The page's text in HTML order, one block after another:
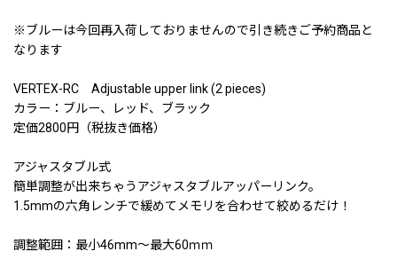
※ブルーは今回再入荷しておりませんので引き続きご予約商品と
なります
VERTEX-RC Adjustable upper link (2 pieces)
カラー：ブルー、レッド、ブラック
定価2800円（税抜き価格）
アジャスタブル式
簡単調整が出来ちゃうアジャスタブルアッパーリンク。
1.5mmの六角レンチで緩めてメモリを合わせて絞めるだけ！
調整範囲：最小46mm〜最大60ｍｍ